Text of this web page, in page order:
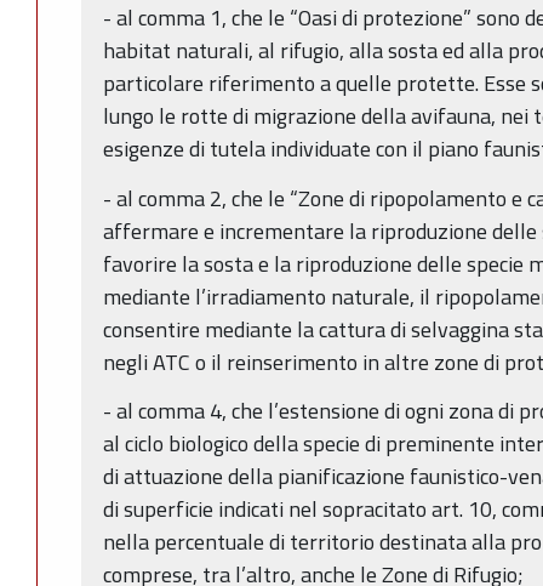
- al comma 1, che le “Oasi di protezione” sono
habitat naturali, al rifugio, alla sosta ed alla
particolare riferimento a quelle protette. Esse
lungo le rotte di migrazione della avifauna, nei
esigenze di tutela individuate con il piano
- al comma 2, che le “Zone di ripopolamento e
affermare e incrementare la riproduzione delle
favorire la sosta e la riproduzione delle specie
mediante l’irradiamento naturale, il
consentire mediante la cattura di selvaggina
negli ATC o il reinserimento in altre zone di
- al comma 4, che l’estensione di ogni zona di
al ciclo biologico della specie di preminente
di attuazione della pianificazione faunistico-
di superficie indicati nel sopracitato art. 10,
nella percentuale di territorio destinata alla
comprese, tra l’altro, anche le Zone di Rifugio;